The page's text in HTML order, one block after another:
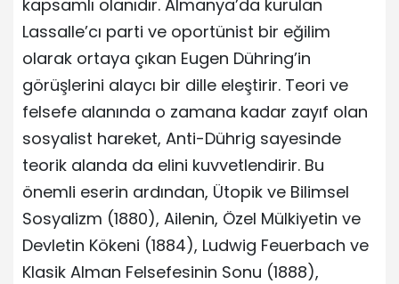
kapsamlı olanıdır. Almanya’da kurulan
Lassalle’cı parti ve oportünist bir eğilim
olarak ortaya çıkan Eugen Dühring’in
görüşlerini alaycı bir dille eleştirir. Teori ve
felsefe alanında o zamana kadar zayıf olan
sosyalist hareket, Anti-Dührig sayesinde
teorik alanda da elini kuvvetlendirir. Bu
önemli eserin ardından, Ütopik ve Bilimsel
Sosyalizm (1880), Ailenin, Özel Mülkiyetin ve
Devletin Kökeni (1884), Ludwig Feuerbach ve
Klasik Alman Felsefesinin Sonu (1888),